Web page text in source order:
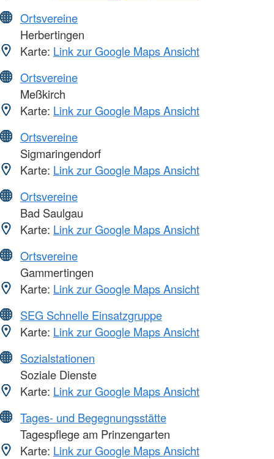
Ortsvereine
Herbertingen
Karte: Link zur Google Maps Ansicht
Ortsvereine
Meßkirch
Karte: Link zur Google Maps Ansicht
Ortsvereine
Sigmaringendorf
Karte: Link zur Google Maps Ansicht
Ortsvereine
Bad Saulgau
Karte: Link zur Google Maps Ansicht
Ortsvereine
Gammertingen
Karte: Link zur Google Maps Ansicht
SEG Schnelle Einsatzgruppe
Karte: Link zur Google Maps Ansicht
Sozialstationen
Soziale Dienste
Karte: Link zur Google Maps Ansicht
Tages- und Begegnungsstätte
Tagespflege am Prinzengarten
Karte: Link zur Google Maps Ansicht